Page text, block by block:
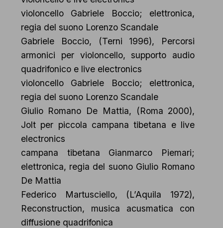
violoncello Gabriele Boccio; elettronica,
regia del suono Lorenzo Scandale
Gabriele Boccio, (Terni 1996), Percorsi
armonici per violoncello, supporto audio
quadrifonico e live electronics
violoncello Gabriele Boccio; elettronica,
regia del suono Lorenzo Scandale
Giulio Romano De Mattia, (Roma 2000),
Jolt per piccola campana tibetana e live
electronics
campana tibetana Gianmarco Piemari;
elettronica, regia del suono Giulio Romano
De Mattia
Federico Martusciello, (L’Aquila 1972),
Reconstruction, musica acusmatica con
diffusione quadrifonica